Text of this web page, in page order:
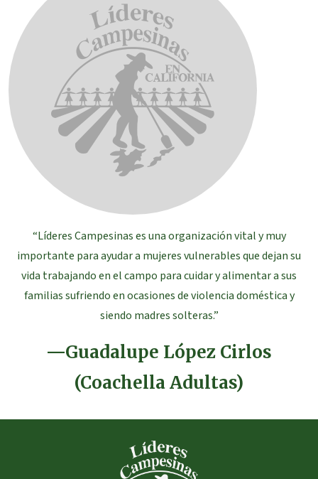
“Líderes Campesinas es una organización vital y muy
importante para ayudar a mujeres vulnerables que dejan su
vida trabajando en el campo para cuidar y alimentar a sus
familias sufriendo en ocasiones de violencia doméstica y
siendo madres solteras.”
—Guadalupe López Cirlos
(Coachella Adultas)